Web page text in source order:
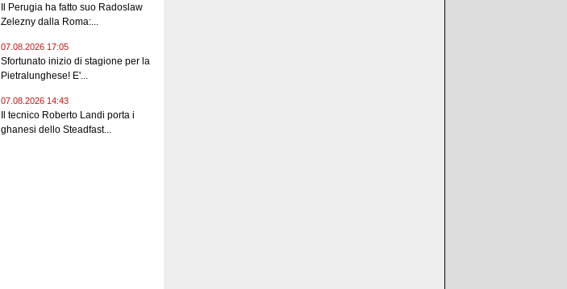
Il Perugia ha fatto suo Radoslaw
Zelezny dalla Roma:...
07.08.2026 17:05
Sfortunato inizio di stagione per la
Pietralunghese! E'...
07.08.2026 14:43
Il tecnico Roberto Landi porta i
ghanesi dello Steadfast...